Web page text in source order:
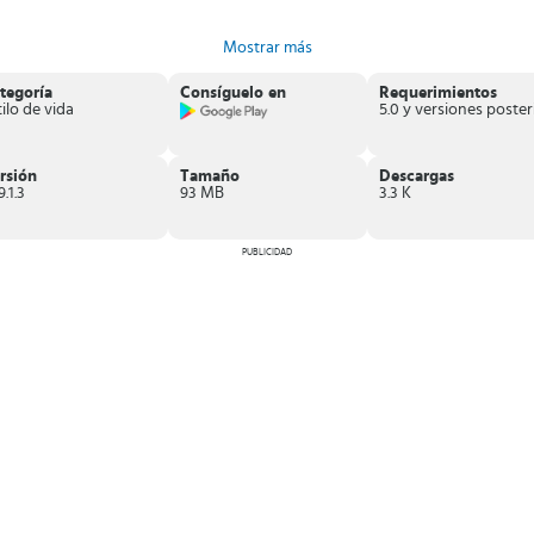
Mostrar más
de vida
Consíguelo en
Requerimientos
Tamaño
93 MB
Descargas
3.3 K
PUBLICIDAD